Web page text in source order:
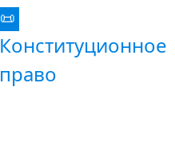
📜
Конституционное
право